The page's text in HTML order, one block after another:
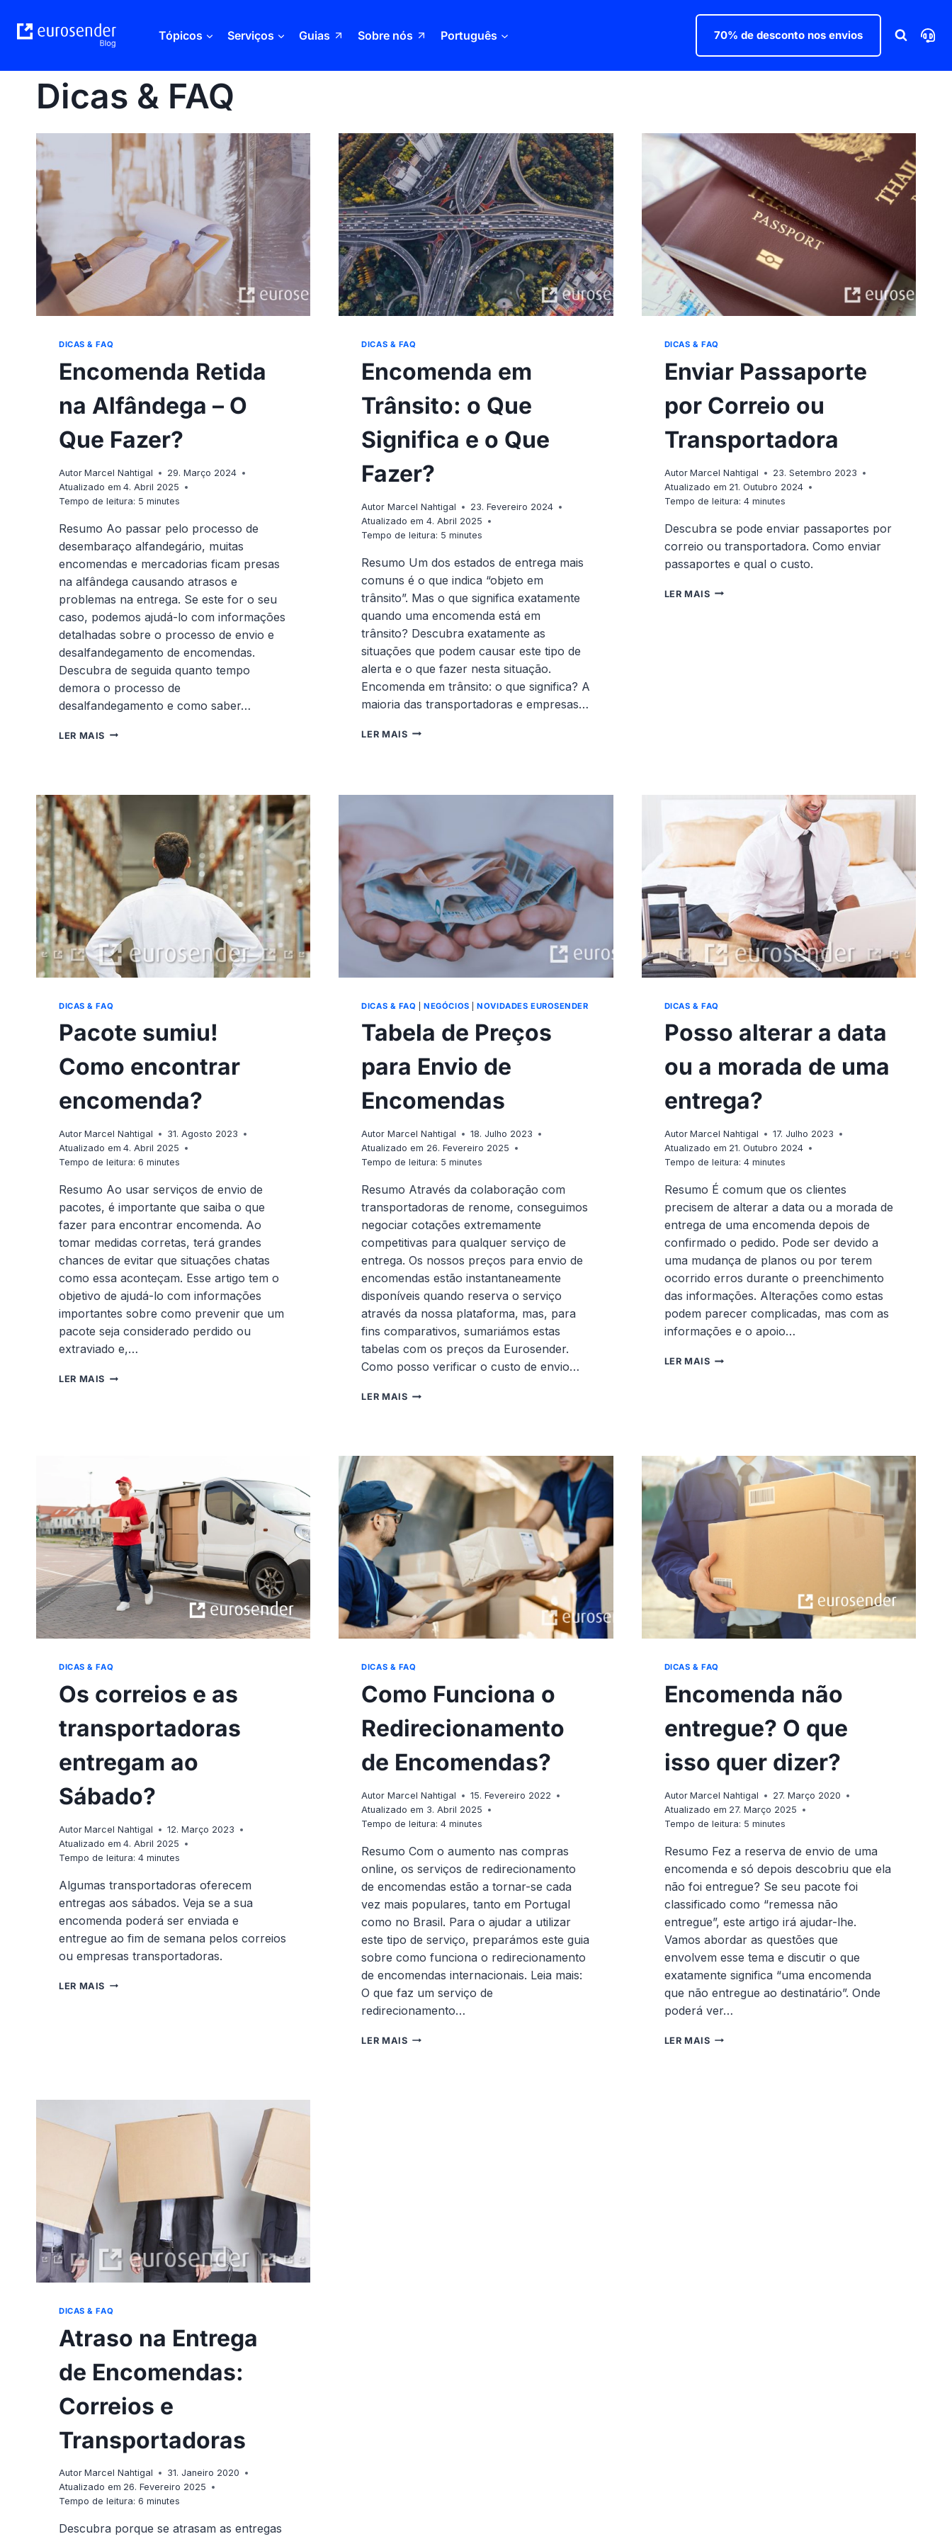
content
Tópicos Serviços Guias Sobre nós Português 70% de desconto nos envios
Dicas & FAQ
DICAS & FAQ
Encomenda Retida
na Alfândega – O
Que Fazer?
Autor Marcel Nahtigal
29. Março 2024
Atualizado em 4. Abril 2025
Tempo de leitura: 5 minutes
Resumo Ao passar pelo processo de
desembaraço alfandegário, muitas
encomendas e mercadorias ficam presas
na alfândega causando atrasos e
problemas na entrega. Se este for o seu
caso, podemos ajudá-lo com informações
detalhadas sobre o processo de envio e
desalfandegamento de encomendas.
Descubra de seguida quanto tempo
demora o processo de
desalfandegamento e como saber…
LER MAIS ENCOMENDA
O
QUE
FAZER?
DICAS & FAQ
Encomenda em
Trânsito: o Que
Significa e o Que
Fazer?
Autor Marcel Nahtigal
23. Fevereiro 2024
Atualizado em 4. Abril 2025
Tempo de leitura: 5minutes
Resumo Um dos estados de entrega mais
comuns é o que indica “objeto em
trânsito”. Mas o que significa exatamente
quando uma encomenda está em
trânsito? Descubra exatamente as
situações que podem causar este tipo de
alerta e o que fazer nesta situação.
Encomenda em trânsito: o que significa? A
maioria das transportadoras e empresas…
LER MAISENCOMENDA
QUE
FAZER?
DICAS & FAQ
Enviar Passaporte
por Correio ou
Transportadora
Autor Marcel Nahtigal
23. Setembro 2023
Atualizado em 21. Outubro 2024
Tempo de leitura: 4 minutes
Descubra se pode enviar passaportes por
correio ou transportadora. Como enviar
passaportes e qual o custo.
LER MAISENVIAR
DICAS & FAQ
Pacote sumiu!
Como encontrar
encomenda?
Autor Marcel Nahtigal
31. Agosto 2023
Atualizado em 4. Abril 2025
Tempo de leitura: 6 minutes
Resumo Ao usar serviços de envio de
pacotes, é importante que saiba o que
fazer para encontrar encomenda. Ao
tomar medidas corretas, terá grandes
chances de evitar que situações chatas
como essa aconteçam. Esse artigo tem o
objetivo de ajudá-lo com informações
importantes sobre como prevenir que um
pacote seja considerado perdido ou
extraviado e,…
LER MAIS PACOTE
DICAS & FAQ |NEGÓCIOS |NOVIDADES EUROSENDER
Tabela de Preços
para Envio de
Encomendas
Autor Marcel Nahtigal
18. Julho 2023
Atualizado em 26. Fevereiro 2025
Tempo de leitura: 5minutes
Resumo Através da colaboração com
transportadoras de renome, conseguimos
negociar cotações extremamente
competitivas para qualquer serviço de
entrega. Os nossos preços para envio de
encomendas estão instantaneamente
disponíveis quando reserva o serviço
através da nossa plataforma, mas, para
fins comparativos, sumariámos estas
tabelas com os preços da Eurosender.
Como posso verificar o custo de envio…
LER MAISTABELA
DE
ENCOMENDAS
DICAS & FAQ
Posso alterar a data
ou a morada de uma
entrega?
Autor Marcel Nahtigal
17. Julho 2023
Atualizado em 21. Outubro 2024
Tempo de leitura: 4 minutes
Resumo É comum que os clientes
precisem de alterar a data ou a morada de
entrega de uma encomenda depois de
confirmado o pedido. Pode ser devido a
uma mudança de planos ou por terem
ocorrido erros durante o preenchimento
das informações. Alterações como estas
podem parecer complicadas, mas com as
informações e o apoio…
LER MAISPOSSO
DE
UMA
ENTREGA?
DICAS & FAQ
Os correios e as
transportadoras
entregam ao
Sábado?
Autor Marcel Nahtigal
12. Março 2023
Atualizado em 4. Abril 2025
Tempo de leitura: 4 minutes
Algumas transportadoras oferecem
entregas aos sábados. Veja se a sua
encomenda poderá ser enviada e
entregue ao fim de semana pelos correios
ou empresas transportadoras.
LER MAIS OS
DICAS & FAQ
Como Funciona o
Redirecionamento
de Encomendas?
Autor Marcel Nahtigal
15. Fevereiro 2022
Atualizado em 3. Abril 2025
Tempo de leitura: 4minutes
Resumo Com o aumento nas compras
online, os serviços de redirecionamento
de encomendas estão a tornar-se cada
vez mais populares, tanto em Portugal
como no Brasil. Para o ajudar a utilizar
este tipo de serviço, preparámos este guia
sobre como funciona o redirecionamento
de encomendas internacionais. Leia mais:
O que faz um serviço de
redirecionamento…
LER MAISCOMO
DICAS & FAQ
Encomenda não
entregue? O que
isso quer dizer?
Autor Marcel Nahtigal
27. Março 2020
Atualizado em 27. Março 2025
Tempo de leitura: 5 minutes
Resumo Fez a reserva de envio de uma
encomenda e só depois descobriu que ela
não foi entregue? Se seu pacote foi
classificado como “remessa não
entregue”, este artigo irá ajudar-lhe.
Vamos abordar as questões que
envolvem esse tema e discutir o que
exatamente significa “uma encomenda
que não entregue ao destinatário”. Onde
poderá ver…
LER MAISENCOMENDA
DICAS & FAQ
Atraso na Entrega
de Encomendas:
Correios e
Transportadoras
Autor Marcel Nahtigal
31. Janeiro 2020
Atualizado em 26. Fevereiro 2025
Tempo de leitura: 6 minutes
Descubra porque se atrasam as entregas